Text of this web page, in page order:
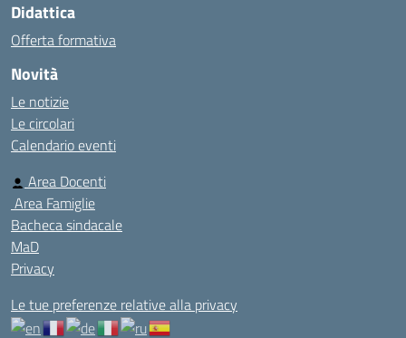
Didattica
Offerta formativa
Novità
Le notizie
Le circolari
Calendario eventi
Area Docenti
Area Famiglie
Bacheca sindacale
MaD
Privacy
Le tue preferenze relative alla privacy